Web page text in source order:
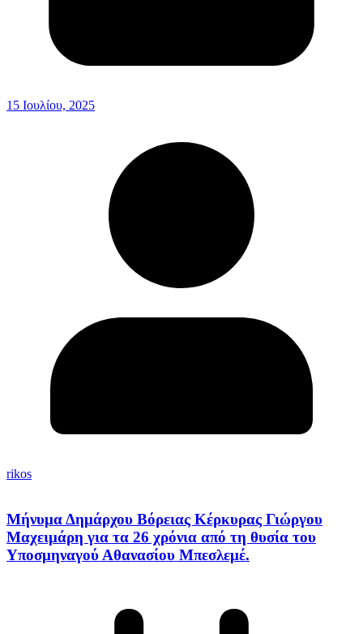
15 Ιουλίου, 2025
rikos
Μήνυμα Δημάρχου Βόρειας Κέρκυρας Γιώργου
Μαχειμάρη για τα 26 χρόνια από τη θυσία του
Υποσμηναγού Αθανασίου Μπεσλεμέ.